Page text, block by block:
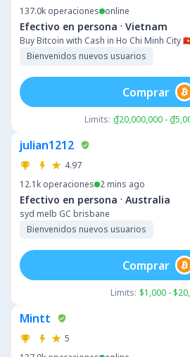
137.0k operaciones online
Efectivo en persona · Vietnam
Buy Bitcoin with Cash in Ho Chi Minh City
Bienvenidos nuevos usuarios
Limits: ₫20,000,000 -
Comprar
julian1212
4.97
12.1k operaciones 2 mins ago
Efectivo en persona · Australia
syd melb GC brisbane
Bienvenidos nuevos usuarios
Limits: $1,000 -
Comprar
Mintt
5